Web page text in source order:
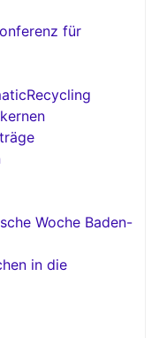
für
Woche Baden-
in die